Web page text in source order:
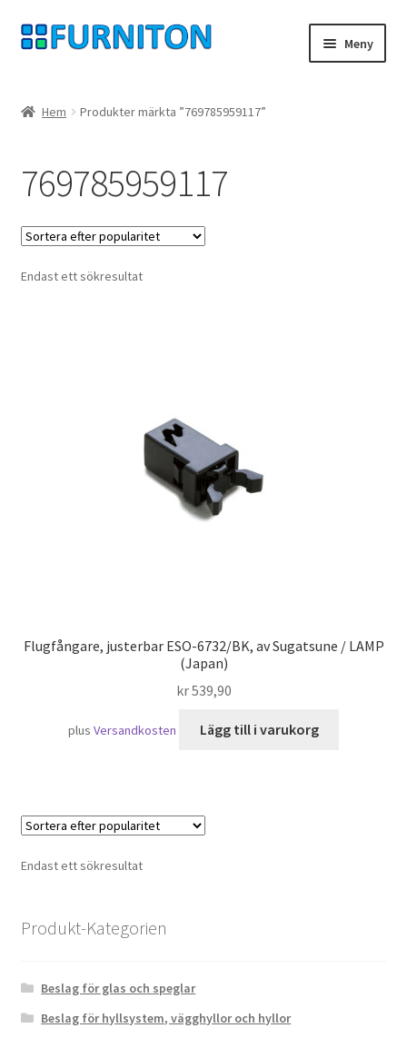
Hoppa
till
Hoppa
till
Meny
Integritet
ångerrätt
Kontakt
Hem Produkter märkta ”769785959117”
769785959117
Endast ett sökresultat
Flugfångare, justerbar ESO-6732/BK, av Sugatsune / LAMP
(Japan)
kr539,90
plus Versandkosten Lägg till i varukorg
Endast ett sökresultat
Produkt-Kategorien
Beslag för glas och speglar
Beslag för hyllsystem, vägghyllor och hyllor